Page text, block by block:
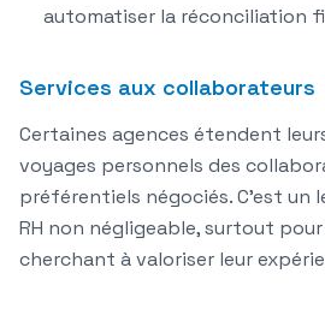
automatiser la réconciliation
Services aux collaborateurs
Certaines agences étendent
voyages personnels des
préférentiels négociés. C'est un
RH non négligeable, surtout
cherchant à valoriser leur